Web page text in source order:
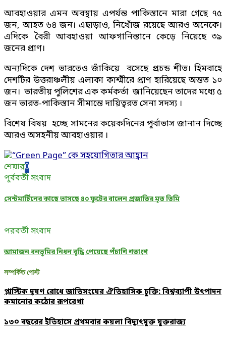
আবহাওয়ার এমন অবস্থায় এপর্যন্ত পাকিস্তানে মারা গেছে ৭৫
জন, আহত ৬৪ জন। এছাড়াও, নিখোঁজ রয়েছে আরও অনেকে।
এদিকে বৈরী আবহাওয়া আফগানিস্তানে কেড়ে নিয়েছে ৩৯
জনের প্রাণ।
অন্যদিকে দেশ ভারতেও জাঁকিয়ে বসেছে প্রচন্ড শীত। হিমবাহে
দেশটির উত্তরাঞ্চলীয় এলাকা কাশ্মীরে প্রাণ হারিয়েছে অন্তত ১০
জন। ভারতীয় পুলিশের এক কর্মকর্তা জানিয়েছেন তাদের মধ্যে ৫
জন ভারত-পাকিস্তান সীমান্তে দায়িত্বরত সেনা সদস্য ।
বিশেষ বিষয় হচ্ছে সামনের কয়েকদিনের পূর্বাভাস জানান দিচ্ছে
আরও অসহনীয় আবহাওয়ার ।
শেয়ার0
পূর্ববর্তী সংবাদ
সেন্টমার্টিনের কাছে ভাসছে ৪০ ফুটের বালেন প্রজাতির মৃত তিমি
পরবর্তী সংবাদ
আমাজন বনভূমির নিধন বৃদ্ধি পেয়েছে পঁচাশি শতাংশ
সম্পর্কিত পোস্ট
প্লাস্টিক দূষণ রোধে জাতিসংঘের ঐতিহাসিক চুক্তি: বিশ্বব্যাপী উৎপাদন
কমানোর কঠোর রূপরেখা
১৩০ বছরের ইতিহাসে প্রথমবার কয়লা বিদ্যুৎমুক্ত যুক্তরাজ্য